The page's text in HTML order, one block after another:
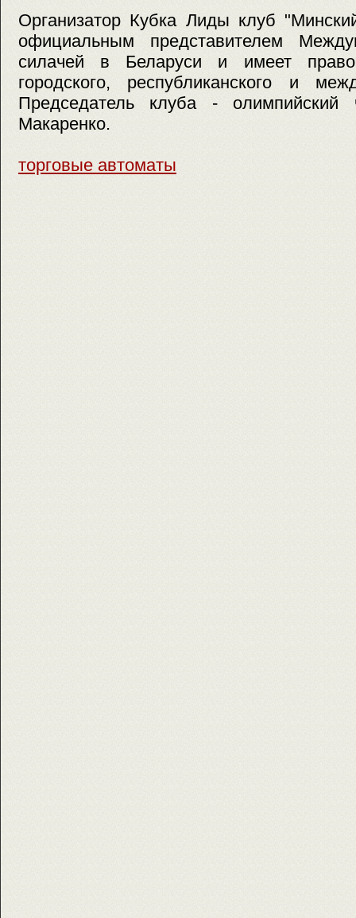
Организатор Кубка Лиды клуб
официальным представителем
силачей в Беларуси и имеет
городского, республиканского и
Председатель клуба - олимпийский
Макаренко.
торговые автоматы